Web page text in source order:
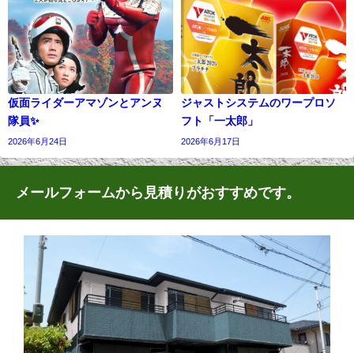
仮面ライダーアマゾンとアンヌ
隊員✨
2026年6月24日
ジャストシステムのワープロソ
フト「一太郎」
2026年6月17日
メールフォームから見積りがおすすめです。